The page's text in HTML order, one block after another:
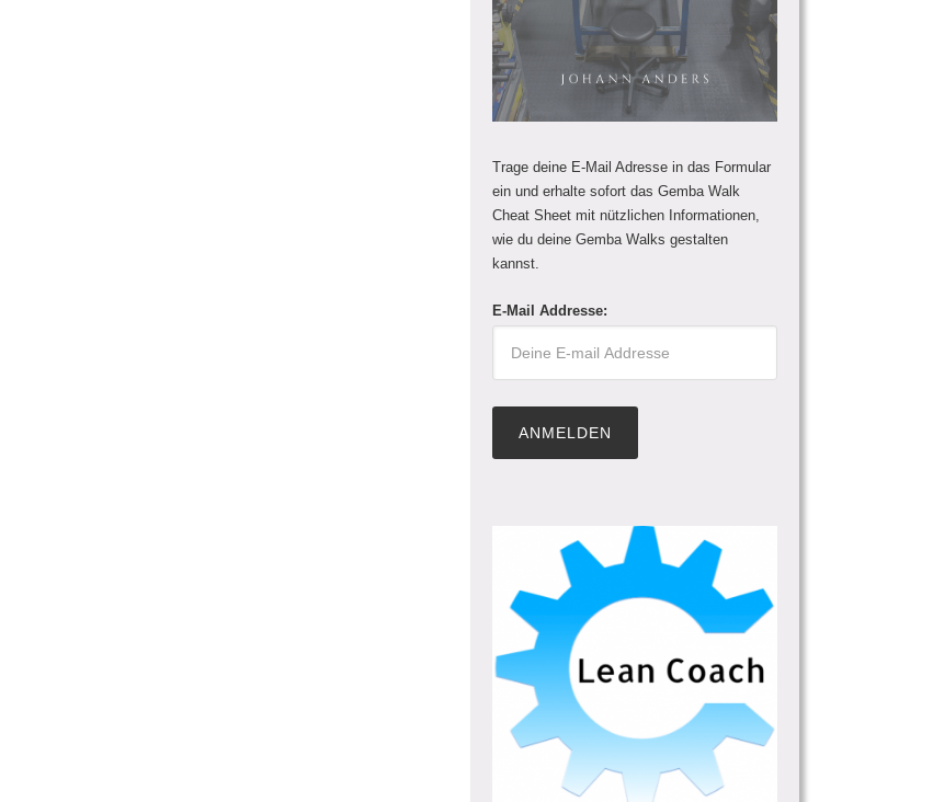
Trage deine E-Mail Adresse in das Formular
ein und erhalte sofort das Gemba Walk
Cheat Sheet mit nützlichen Informationen,
wie du deine Gemba Walks gestalten
kannst.
E-Mail Addresse: